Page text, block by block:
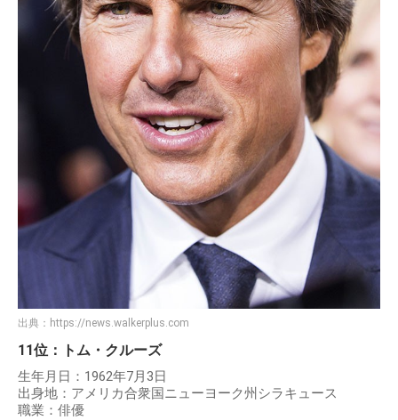
出典： https://news.walkerplus.com
11位：トム・クルーズ
生年月日：1962年7月3日
出身地：アメリカ合衆国ニューヨーク州シラキュース
職業：俳優